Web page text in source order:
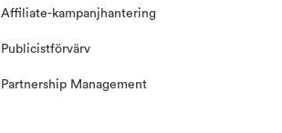
Affiliate-kampanjhantering
Publicistförvärv
Partnership Management